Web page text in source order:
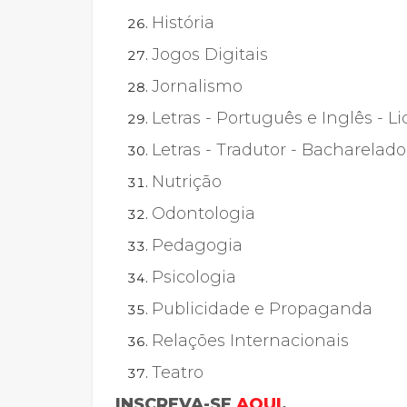
História
Jogos Digitais
Jornalismo
Letras - Português e Inglês -
Letras - Tradutor - Bacharelado
Nutrição
Odontologia
Pedagogia
Psicologia
Publicidade e Propaganda
Relações Internacionais
Teatro